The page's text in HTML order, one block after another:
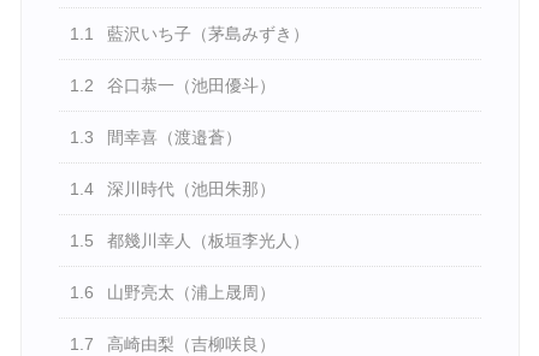
1.1 藍沢いち子（茅島みずき）
1.2 谷口恭一（池田優斗）
1.3 間幸喜（渡邉蒼）
1.4 深川時代（池田朱那）
1.5 都幾川幸人（板垣李光人）
1.6 山野亮太（浦上晟周）
1.7 高崎由梨（吉柳咲良）